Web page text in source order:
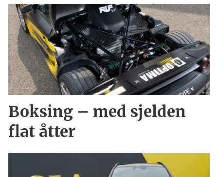
Boksing – med sjelden
flat åtter